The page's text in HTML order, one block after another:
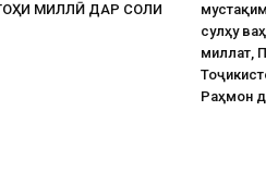
МИЛЛӢ ДАР СОЛИ
сулҳу
миллат,
Раҳмон